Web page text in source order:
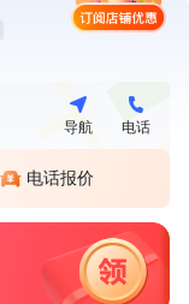
导航 电话
电话报价